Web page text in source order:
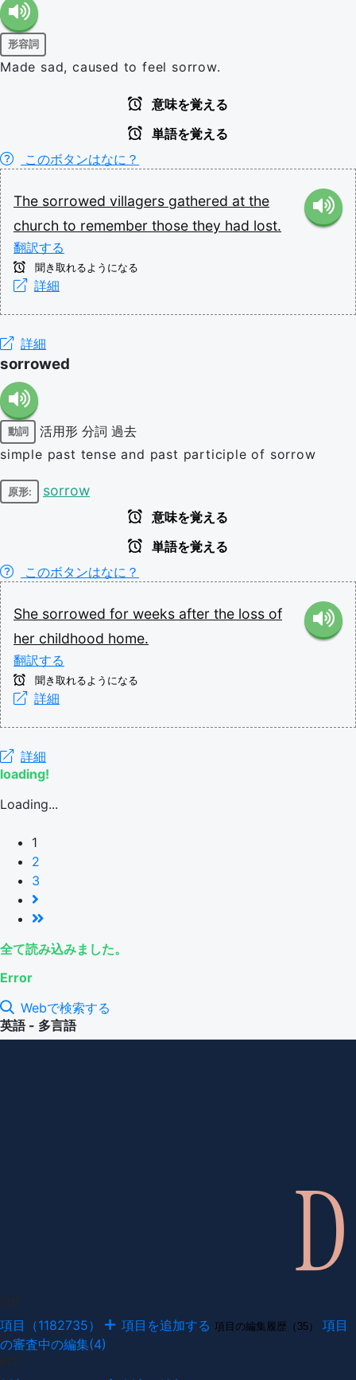
形容詞
Made sad, caused to feel sorrow.
意味を覚える
単語を覚える
このボタンはなに？
The sorrowed villagers gathered at the
church to remember those they had lost.
翻訳する
聞き取れるようになる
詳細
詳細
sorrowed
動詞 活用形 分詞 過去
simple past tense and past participle of sorrow
原形: sorrow
意味を覚える
単語を覚える
このボタンはなに？
She sorrowed for weeks after the loss of
her childhood home.
翻訳する
聞き取れるようになる
詳細
詳細
loading!
Loading...
1
2
3
全て読み込みました。
Error
Webで検索する
英語 - 多言語
項目（1182735） 項目を追加する 項目の編集履歴（35）
項目
の審査中の編集(4)